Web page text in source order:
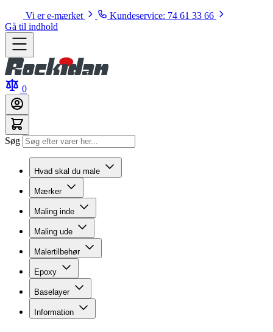
Vi er e-mærket
Kundeservice: 74 61 33 66
Gå til indhold
0
Søg
Hvad skal du male
Mærker
Maling inde
Maling ude
Malertilbehør
Epoxy
Baselayer
Information